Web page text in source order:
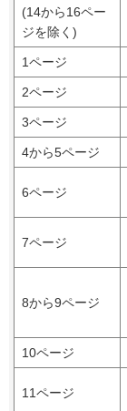
(14から16ペー
ジを除く)
1ページ
2ページ
3ページ
4から5ページ
6ページ
7ページ
8から9ページ
10ページ
11ページ